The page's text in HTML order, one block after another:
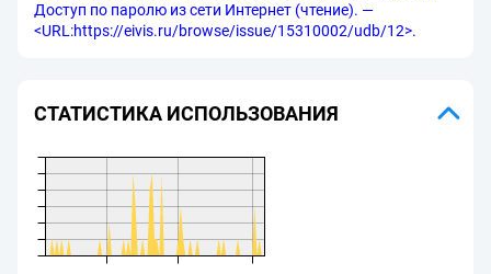
Доступ по паролю из сети Интернет (чтение). —
<URL:https://eivis.ru/browse/issue/15310002/udb/12>.
СТАТИСТИКА ИСПОЛЬЗОВАНИЯ